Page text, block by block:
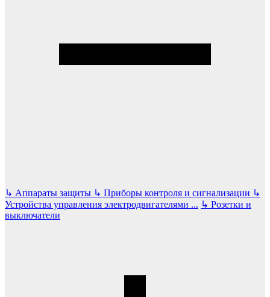
↳ Аппараты защиты ↳ Приборы контроля и сигнализации ↳
Устройства управления электродвигателями ... ↳ Розетки и
выключатели